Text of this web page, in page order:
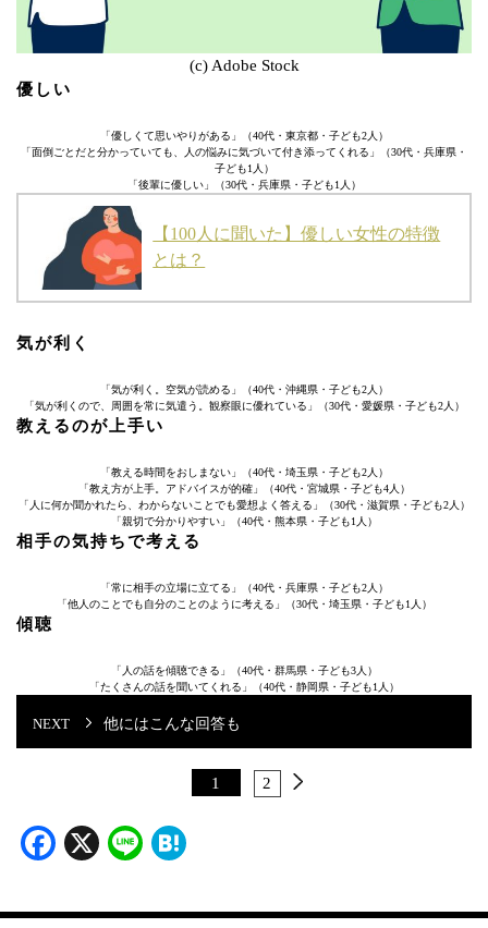
(c) Adobe Stock
優しい
「優しくて思いやりがある」（40代・東京都・子ども2人）
「面倒ごとだと分かっていても、人の悩みに気づいて付き添ってくれる」（30代・兵庫県・
子ども1人）
「後輩に優しい」（30代・兵庫県・子ども1人）
【100人に聞いた】優しい女性の特徴
とは？
気が利く
「気が利く。空気が読める」（40代・沖縄県・子ども2人）
「気が利くので、周囲を常に気遣う。観察眼に優れている」（30代・愛媛県・子ども2人）
教えるのが上手い
「教える時間をおしまない」（40代・埼玉県・子ども2人）
「教え方が上手。アドバイスが的確」（40代・宮城県・子ども4人）
「人に何か聞かれたら、わからないことでも愛想よく答える」（30代・滋賀県・子ども2人）
「親切で分かりやすい」（40代・熊本県・子ども1人）
相手の気持ちで考える
「常に相手の立場に立てる」（40代・兵庫県・子ども2人）
「他人のことでも自分のことのように考える」（30代・埼玉県・子ども1人）
傾聴
「人の話を傾聴できる」（40代・群馬県・子ども3人）
「たくさんの話を聞いてくれる」（40代・静岡県・子ども1人）
他にはこんな回答も
1 2
Facebook
X Line